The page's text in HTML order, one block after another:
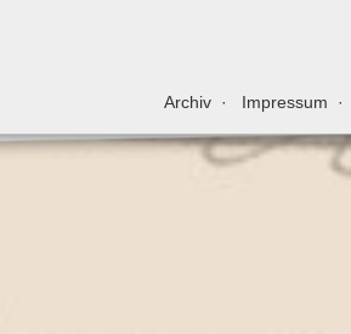
Archiv Impressum